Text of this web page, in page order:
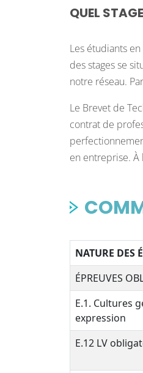
QUEL
Les étudiants
des stages se
notre réseau.
Le Brevet de
contrat de
en entreprise. À
NATURE DES
ÉPREUVES
E.1. Cultures
expression
E.12 LV